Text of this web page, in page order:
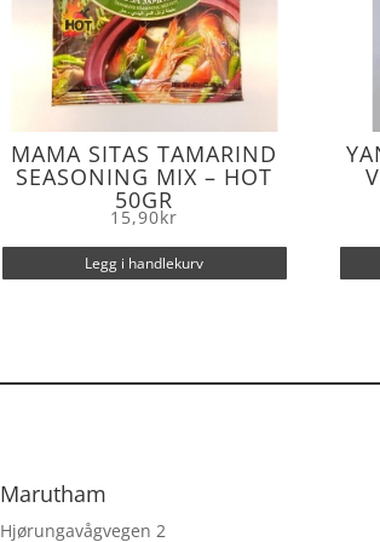
MAMA SITAS TAMARIND
SEASONING MIX – HOT
50GR
15,90kr
Legg i handlekurv
Marutham
Hjørungavågvegen 2